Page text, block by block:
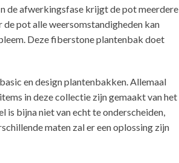
de afwerkingsfase krijgt de pot meerdere
pot alle weersomstandigheden kan
Deze fiberstone plantenbak doet
en design plantenbakken. Allemaal
in deze collectie zijn gemaakt van het
is bijna niet van echt te onderscheiden,
maten zal er een oplossing zijn